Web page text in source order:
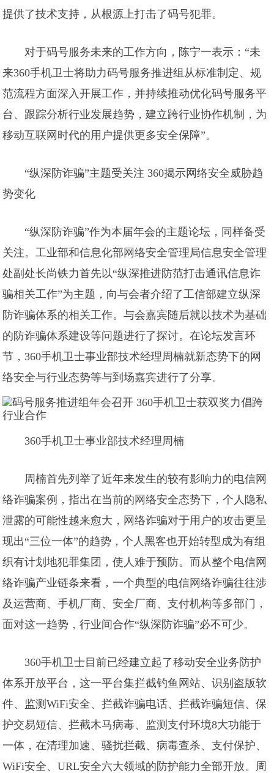
提供了技术支持，从根源上打击了码号犯罪。
对于码号服务未来的工作方向，陈宁一表示：“未
来360手机卫士将助力码号服务推进组从标准制定、规
范流程方面深入开展工作，并持续推动优化码号服务平
台、跟踪分析行业发展趋势，建立跨行业协作机制，为
移动互联网时代的用户提供更多安全保障”。
“纵深防诈骗”主题受关注 360揭示网络安全威胁趋
势变化
“纵深防诈骗”作为本届年会的主题论坛，同样备受
关注。工业部和信息化部网络安全管理局信息安全管理
处副处长尚铁力首先以“纵深推进防范打击通讯信息诈
骗相关工作”为主题，向与会者介绍了工信部建立纵深
防诈骗体系的相关工作。与会嘉宾随后就以技术为基础
的防诈骗体系建设等问题进行了探讨。在论坛发言环
节，360手机卫士事业部技术经理周楠就新态势下的网
络安全与行业态势等与到场嘉宾进行了分享。
360手机卫士事业部技术经理周楠
周楠首先列举了近年来发生的较有影响力的电信网
络诈骗案例，指出在当前的网络安全态势下，个人隐私
泄露的可能性越来愈大，网络诈骗对于用户的攻击更呈
现出“三位一体”的趋势，个人黑客也开始转型成为有组
织有计划地犯罪集团，使人难于预防。而从整个电信网
络诈骗产业链条来看，一个典型的电信网络诈骗往往涉
及运营商、手机厂商、安全厂商、支付机构等多部门，
面对这一趋势，行业间合作“纵深防诈骗”必不可少。
360手机卫士目前已经建立起了移动安全业务防护
体系开放平台，这一平台集拦截钓鱼网站、识别盗版软
件、监测WiFi安全、拦截诈骗电话、拦截诈骗短信、保
护交易短信、拦截木马病毒、监测支付环境8大功能于
一体，在清理加速、骚扰拦截、病毒查杀、支付保护、
WiFi安全、URL安全六大领域的防护能力全部开放。周